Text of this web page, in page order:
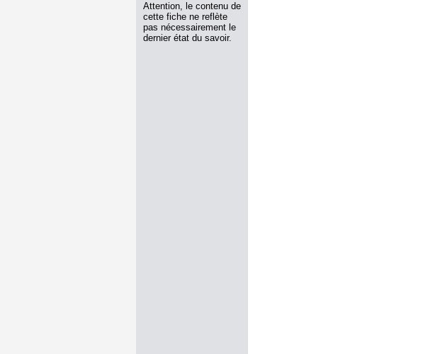
Attention, le contenu de
cette fiche ne reflète
pas nécessairement le
dernier état du savoir.